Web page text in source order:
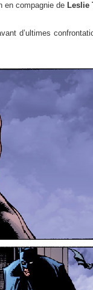
en compagnie de Leslie
d’ultimes